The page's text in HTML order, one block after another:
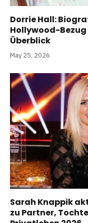
Dorrie Hall:
Hollywood-
Überblick
May 25, 2026
Sarah Knappik
zu Partner,